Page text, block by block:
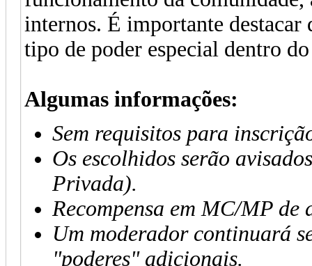
internos. É importante destacar
tipo de poder especial dentro
Algumas informações:
Sem requisitos para
Os escolhidos serão
Privada).
Recompensa em MC/MP
Um moderador continuará
"poderes" adicionais.